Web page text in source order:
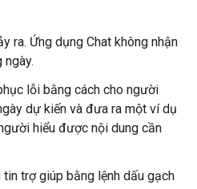
ra. Ứng dụng Chat không nhận
lỗi bằng cách cho người
dự kiến và đưa ra một ví dụ
hiểu được nội dung cần
trợ giúp bằng lệnh dấu gạch